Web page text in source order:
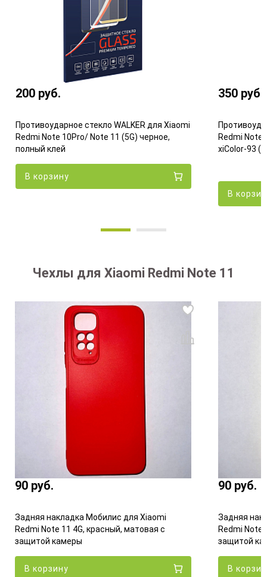
200 руб.
Противоударное стекло WALKER для Xiaomi
Redmi Note 10Pro/ Note 11 (5G) черное,
полный клей
В корзину
350 руб.
Redmi Note
xiColor-93
В
Чехлы для Xiaomi Redmi Note 11
90 руб.
Задняя накладка Мобилис для Xiaomi
Redmi Note 11 4G, красный, матовая с
защитой камеры
В корзину
90 руб.
Задняя
Redmi Note
защитой
В